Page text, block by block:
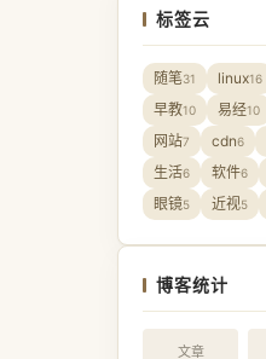
标签云
随笔31 linux16
早教10 易经10
网站7 cdn6
生活6 软件6
眼镜5 近视5
博客统计
文章